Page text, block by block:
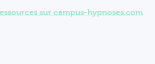
sur campus-hypnoses.com